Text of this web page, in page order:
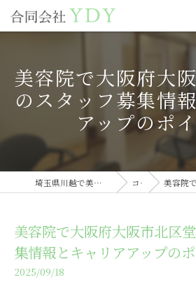
美容院で大阪府大
のスタッフ募集情
アップのポ
埼玉県川越で美容室の求人なら合同会社YDY コラム 美容院で大阪府大
美容院で大阪府大阪市北区
集情報とキャリアアップの
2025/09/18